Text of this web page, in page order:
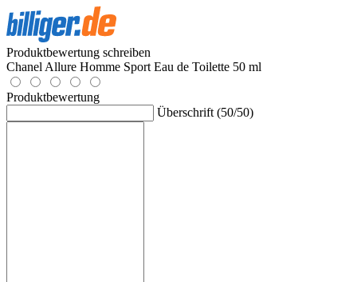
Produktbewertung schreiben
Chanel Allure Homme Sport Eau de Toilette 50 ml
Produktbewertung
Überschrift (50/50)